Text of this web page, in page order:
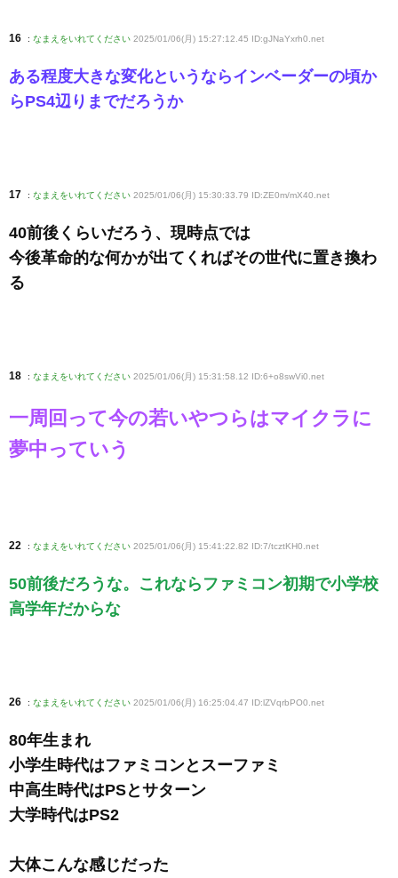
16 : なまえをいれてください 2025/01/06(月) 15:27:12.45 ID:gJNaYxrh0 .net
ある程度大きな変化というならインベーダーの頃か
らPS4辺りまでだろうか
17 : なまえをいれてください 2025/01/06(月) 15:30:33.79 ID:ZE0m/mX40.net
40前後くらいだろう、現時点では
今後革命的な何かが出てくればその世代に置き換わ
る
18 : なまえをいれてください 2025/01/06(月) 15:31:58.12 ID:6+o8swVi0.net
一周回って今の若いやつらはマイクラに
夢中っていう
22 : なまえをいれてください 2025/01/06(月) 15:41:22.82 ID:7/tcztKH0 .net
50前後だろうな。これならファミコン初期で小学校
高学年だからな
26 : なまえをいれてください 2025/01/06(月) 16:25:04.47 ID:lZVqrbPO0 .net
80年生まれ
小学生時代はファミコンとスーファミ
中高生時代はPSとサターン
大学時代はPS2
大体こんな感じだった